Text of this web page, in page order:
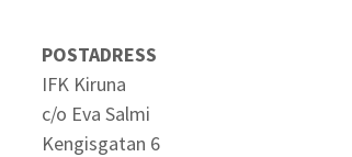
POSTADRESS
IFK Kiruna
c/o Eva Salmi
Kengisgatan 6